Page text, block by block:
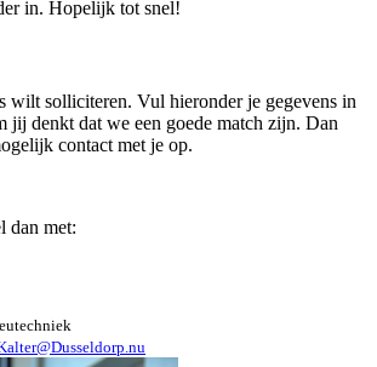
in. Hopelijk tot snel!
wilt solliciteren. Vul hieronder je gegevens in
jij denkt dat we een goede match zijn. Dan
contact met je op.
dan met: